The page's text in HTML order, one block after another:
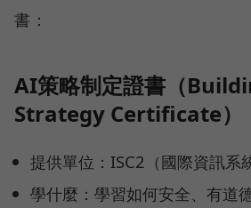
書：
AI策略制定證書（
Strategy Certificate）
提供單位：ISC2（國際資訊系
學什麼：學習如何安全、有道